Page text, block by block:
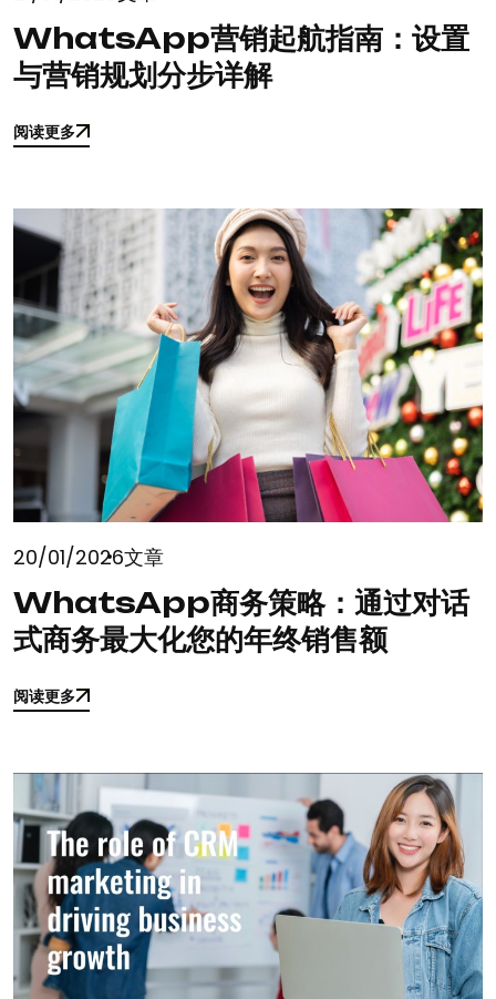
WhatsApp营销起航指南：设置
与营销规划分步详解
阅读更多
阅读更多
20/01/2026文章
WhatsApp商务策略：通过对话
式商务最大化您的年终销售额
阅读更多
阅读更多